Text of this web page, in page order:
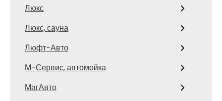
Люкс
Люкс, сауна
Люфт-Авто
М-Сервис, автомойка
МагАвто